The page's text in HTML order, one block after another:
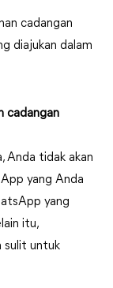
cadangan
diajukan dalam
cadangan
Anda tidak akan
yang Anda
yang
itu,
sulit untuk